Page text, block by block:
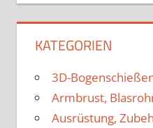
KATEGORIEN
3D-
Armbrust,
Ausrüstung,